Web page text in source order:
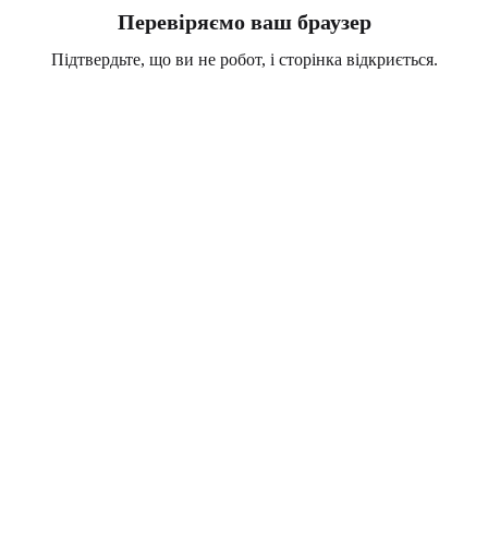
Перевіряємо ваш браузер
Підтвердьте, що ви не робот, і сторінка відкриється.